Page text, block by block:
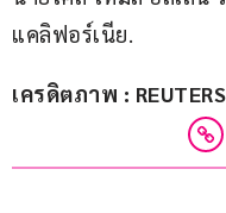
แคลิฟอร์เนีย.
เครดิตภาพ : REUTERS